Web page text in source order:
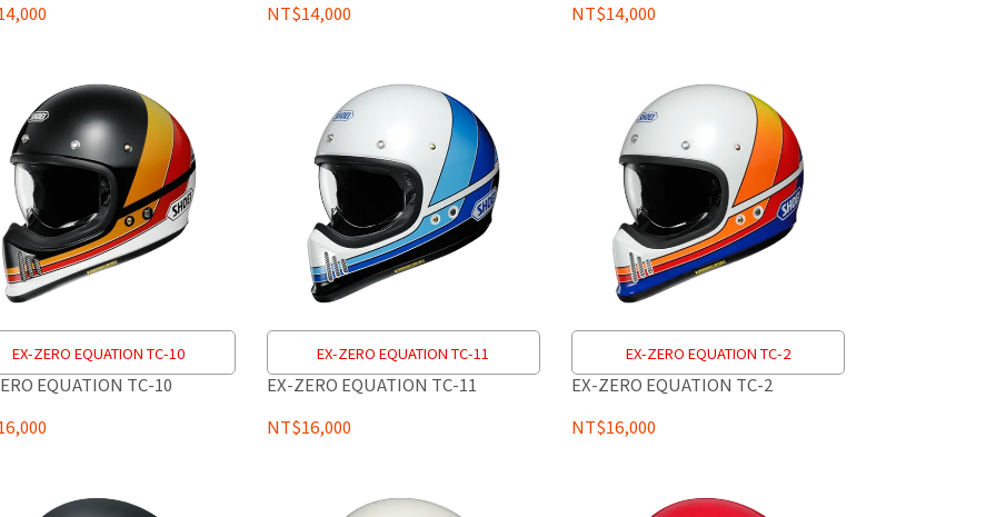
NT$14,000
NT$14,000
EX-ZERO EQUATION TC-10
EQUATION TC-10
EX-ZERO EQUATION TC-11
EX-ZERO EQUATION TC-11
NT$16,000
EX-ZERO EQUATION TC-2
EX-ZERO EQUATION TC-2
NT$16,000